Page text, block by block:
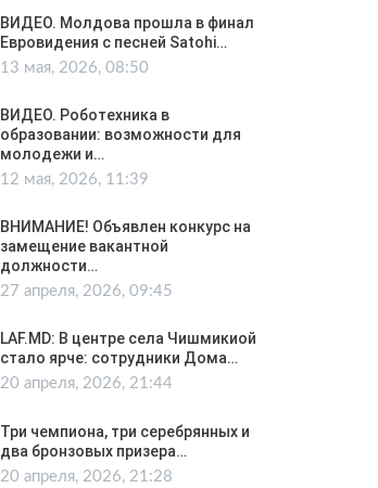
ВИДЕО. Молдова прошла в финал
Евровидения с песней Satohi…
13 мая, 2026, 08:50
ВИДЕО. Роботехника в
образовании: возможности для
молодежи и…
12 мая, 2026, 11:39
ВНИМАНИЕ! Объявлен конкурс на
замещение вакантной
должности…
27 апреля, 2026, 09:45
LAF.MD: В центре села Чишмикиой
стало ярче: сотрудники Дома…
20 апреля, 2026, 21:44
Три чемпиона, три серебрянных и
два бронзовых призера…
20 апреля, 2026, 21:28